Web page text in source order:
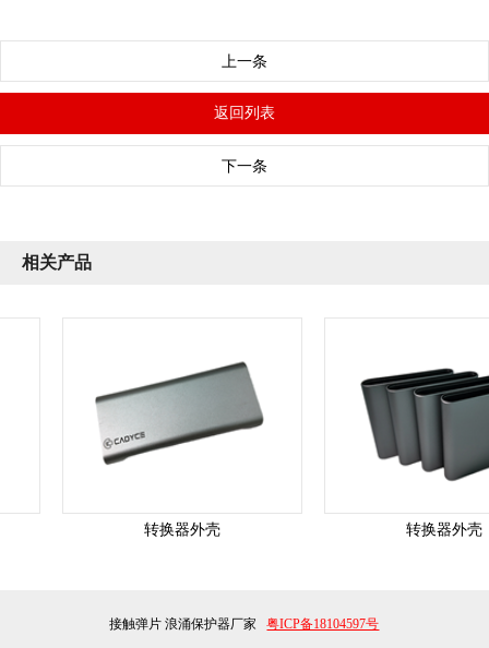
上一条
返回列表
下一条
相关产品
转换器外壳 转换器外壳
接触弹片 浪涌保护器厂家 粤ICP备18104597号